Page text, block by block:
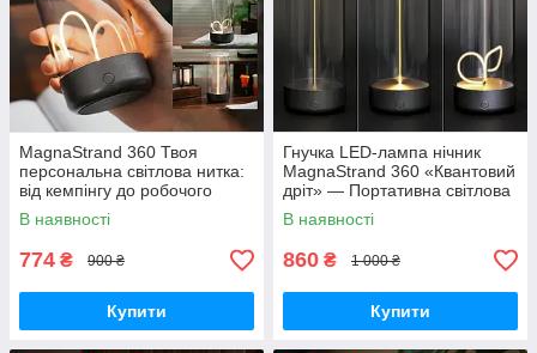
MagnaStrand 360 Твоя
персональна світлова нитка:
від кемпінгу до робочого
столу
В наявності
774 ₴ 900 ₴
Купити
Гнучка LED-лампа нічник
MagnaStrand 360 «Квантовий
дріт» — Портативна світлова
нитка Lumia Flex з магнітом
(Тепле світло)
В наявності
860 ₴ 1 000 ₴
Купити